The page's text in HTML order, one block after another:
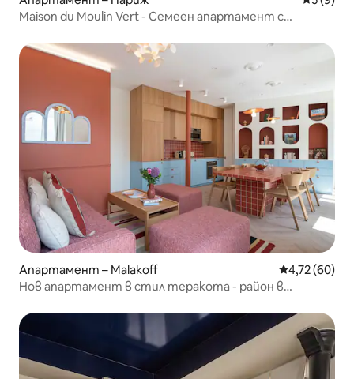
Maison du Moulin Vert - Семеен апартамент с
Апартамент – Malakoff Средна
4,72 (60)
Нов апартамент в стил теракота - район в